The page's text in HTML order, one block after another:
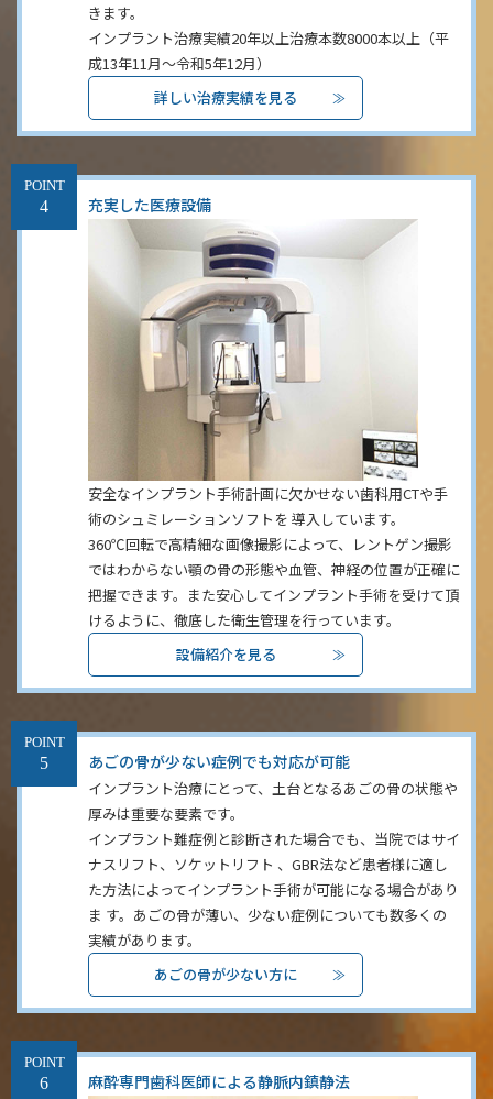
きます。
インプラント治療実績20年以上治療本数8000本以上（平
成13年11月〜令和5年12月）
詳しい治療実績を見る
POINT
充実した医療設備
安全なインプラント手術計画に欠かせない歯科用CTや手
術のシュミレーションソフトを 導入しています。
360℃回転で高精細な画像撮影によって、レントゲン撮影
ではわからない顎の骨の形態や血管、神経の位置が正確に
把握できます。また安心してインプラント手術を受けて頂
けるように、徹底した衛生管理を行っています。
設備紹介を見る
POINT
あごの骨が少ない症例でも対応が可能
インプラント治療にとって、土台となるあごの骨の状態や
厚みは重要な要素です。
インプラント難症例と診断された場合でも、当院ではサイ
ナスリフト、ソケットリフト 、GBR法など患者様に適し
た方法によってインプラント手術が可能になる場合があり
ま す。あごの骨が薄い、少ない症例についても数多くの
実績があります。
あごの骨が少ない方に
POINT
麻酔専門歯科医師による静脈内鎮静法